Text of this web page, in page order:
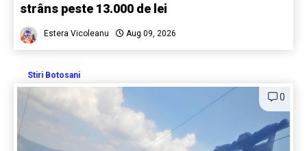
strâns peste 13.000 de lei
Estera Vicoleanu Aug 09, 2026
Stiri Botosani
0